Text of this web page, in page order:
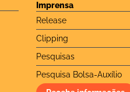
Imprensa
Release
Clipping
Pesquisas
Pesquisa Bolsa-Auxílio